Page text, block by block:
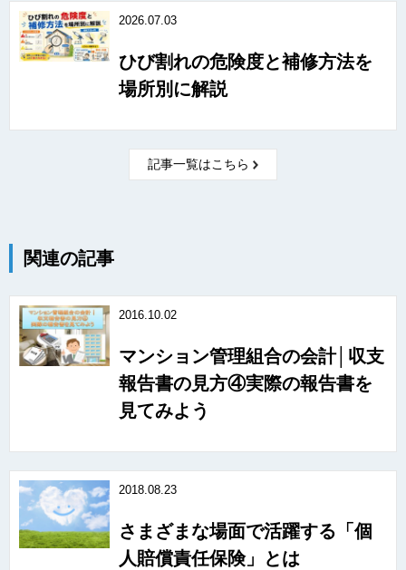
2026.07.03
ひび割れの危険度と補修方法を
場所別に解説
記事一覧はこちら
関連の記事
2016.10.02
マンション管理組合の会計│収支
報告書の見方④実際の報告書を
見てみよう
2018.08.23
さまざまな場面で活躍する「個
人賠償責任保険」とは